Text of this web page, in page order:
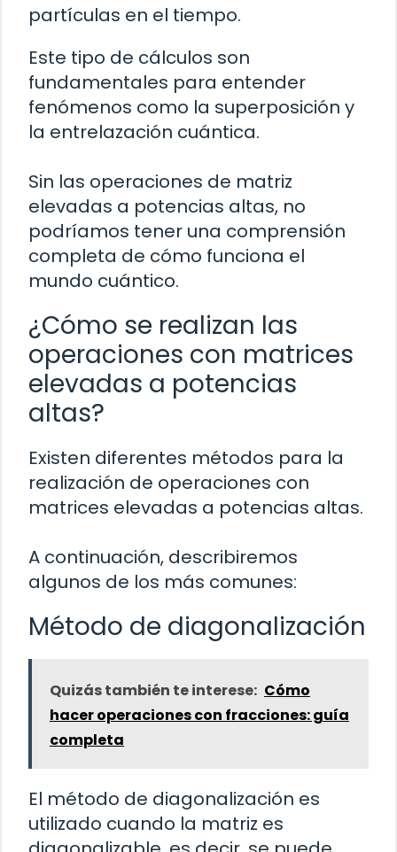
partículas en el tiempo.
Este tipo de cálculos son
fundamentales para entender
fenómenos como la superposición y
la entrelazación cuántica.
Sin las operaciones de matriz
elevadas a potencias altas, no
podríamos tener una comprensión
completa de cómo funciona el
mundo cuántico.
¿Cómo se realizan las
operaciones con matrices
elevadas a potencias
altas?
Existen diferentes métodos para la
realización de operaciones con
matrices elevadas a potencias altas.
A continuación, describiremos
algunos de los más comunes:
Método de diagonalización
Quizás también te interese: Cómo
hacer operaciones con fracciones: guía
completa
El método de diagonalización es
utilizado cuando la matriz es